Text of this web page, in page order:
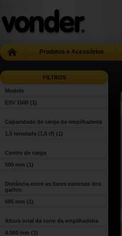
Produtos e Acessórios
FILTROS
Modelo
ESV 1500 (1)
Capacidade de carga da empilhadeira
1,5 tonelada (1,5 tf) (1)
Centro de carga
500 mm (1)
Distância entre as faces externas dos
garfos
695 mm (1)
Altura total da torre da empilhadeira
4.060 mm (1)